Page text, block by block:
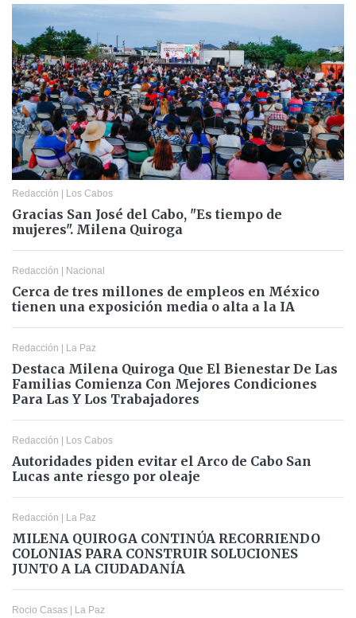
Redacción Los Cabos
Gracias San José del Cabo, "Es tiempo de
mujeres". Milena Quiroga
Redacción Nacional
Cerca de tres millones de empleos en México
tienen una exposición media o alta a la IA
Redacción La Paz
Destaca Milena Quiroga Que El Bienestar De Las
Familias Comienza Con Mejores Condiciones
Para Las Y Los Trabajadores
Redacción Los Cabos
Autoridades piden evitar el Arco de Cabo San
Lucas ante riesgo por oleaje
Redacción La Paz
MILENA QUIROGA CONTINÚA RECORRIENDO
COLONIAS PARA CONSTRUIR SOLUCIONES
JUNTO A LA CIUDADANÍA
Rocio Casas La Paz